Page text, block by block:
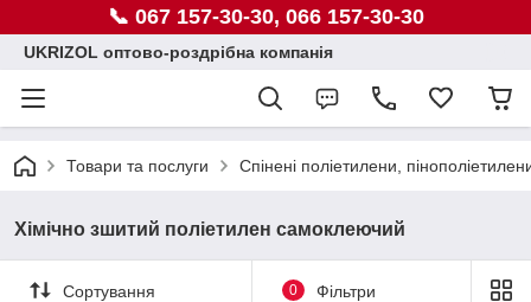
📞 067 157-30-30, 066 157-30-30
UKRIZOL оптово-роздрібна компанія
Товари та послуги Спінені поліетилени,
Хімічно зшитий поліетилен самоклеючий
Сортування 0 Фільтри